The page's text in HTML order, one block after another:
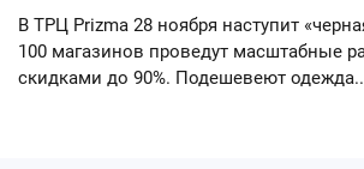
В ТРЦ Prizma 28 ноября наступит
100 магазинов проведут масштабные
скидками до 90%. Подешевеют